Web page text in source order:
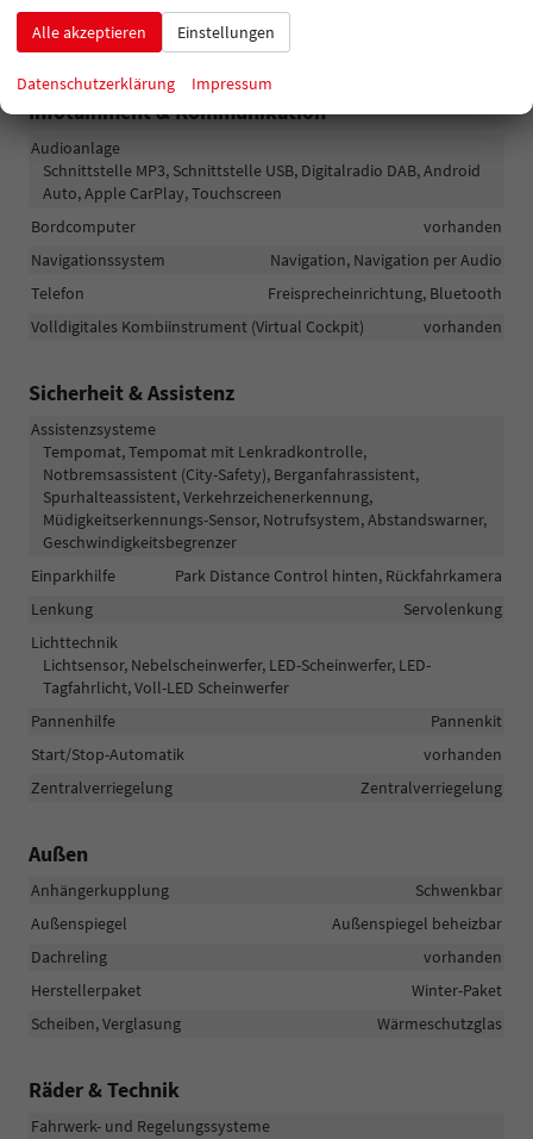
Sitze: Lordosenstütze
Sitze: Verstellbarkeit
Höhenverstellbarer Fahrersitz
Infotainment & Kommunikation
Audioanlage
Schnittstelle MP3, Schnittstelle USB, Digitalradio DAB, Android
Auto, Apple CarPlay, Touchscreen
Bordcomputer
vorhanden
Navigationssystem
Navigation, Navigation per Audio
Telefon
Freisprecheinrichtung, Bluetooth
Volldigitales Kombiinstrument (Virtual Cockpit)
vorhanden
Sicherheit & Assistenz
Assistenzsysteme
Tempomat, Tempomat mit Lenkradkontrolle,
Notbremsassistent (City-Safety), Berganfahrassistent,
Spurhalteassistent, Verkehrzeichenerkennung,
Müdigkeitserkennungs-Sensor, Notrufsystem, Abstandswarner,
Geschwindigkeitsbegrenzer
Einparkhilfe
Park Distance Control hinten, Rückfahrkamera
Lenkung
Servolenkung
Lichttechnik
Lichtsensor, Nebelscheinwerfer, LED-Scheinwerfer, LED-
Tagfahrlicht, Voll-LED Scheinwerfer
Pannenhilfe
Pannenkit
Start/Stop-Automatik
vorhanden
Zentralverriegelung
Zentralverriegelung
Außen
Anhängerkupplung
Schwenkbar
Außenspiegel
Außenspiegel beheizbar
Dachreling
vorhanden
Herstellerpaket
Winter-Paket
Scheiben, Verglasung
Wärmeschutzglas
Räder & Technik
Fahrwerk- und Regelungssysteme
Alle akzeptieren Einstellungen
Datenschutzerklärung Impressum